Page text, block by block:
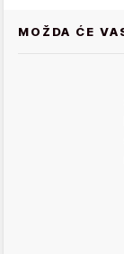
MOŽDA ĆE